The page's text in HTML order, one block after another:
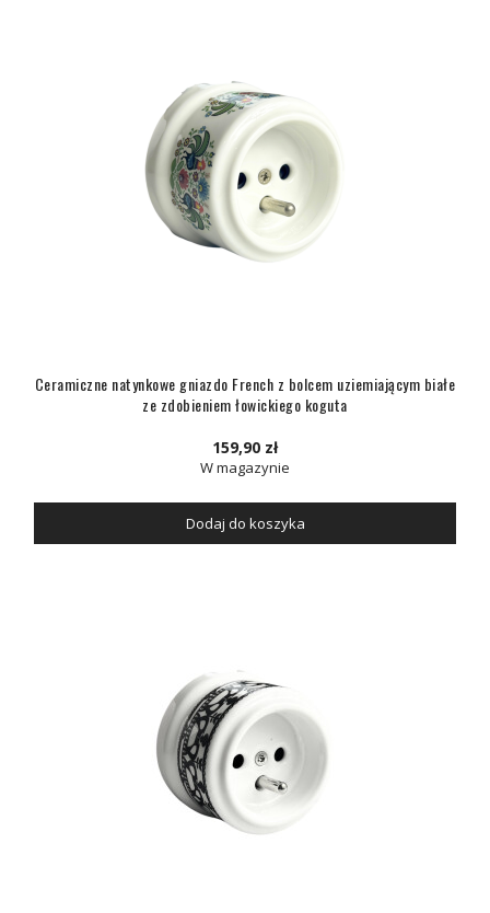
Ceramiczne natynkowe gniazdo French z bolcem uziemiającym białe
ze zdobieniem łowickiego koguta
159,90 zł
W magazynie
Dodaj do koszyka